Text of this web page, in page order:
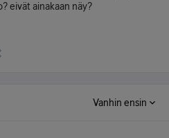
eivät ainakaan näy?
Vanhin ensin